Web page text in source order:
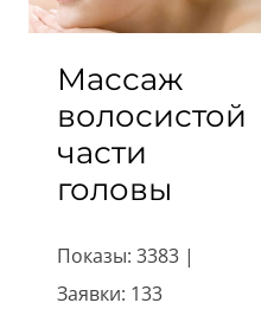
Массаж
волосистой
части
головы
Показы: 3383 |
Заявки: 133